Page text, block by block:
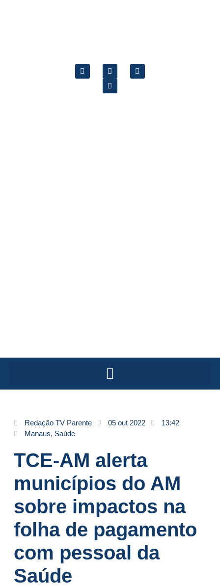
Redação TV Parente 05 out 2022
13:42
Manaus, Saúde
TCE-AM alerta
municípios do AM
sobre impactos na
folha de pagamento
com pessoal da
Saúde